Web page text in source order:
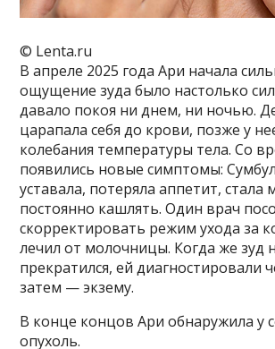
© Lenta.ru
В апреле 2025 года Ари начала
ощущение зуда было настолько
давало покоя ни днем, ни ночью.
царапала себя до крови, позже у
колебания температуры тела. Со
появились новые симптомы:
уставала, потеряла аппетит, стала
постоянно кашлять. Один врач
скорректировать режим ухода за
лечил от молочницы. Когда же зуд
прекратился, ей диагностировали
затем — экзему.
В конце концов Ари обнаружила у
опухоль.